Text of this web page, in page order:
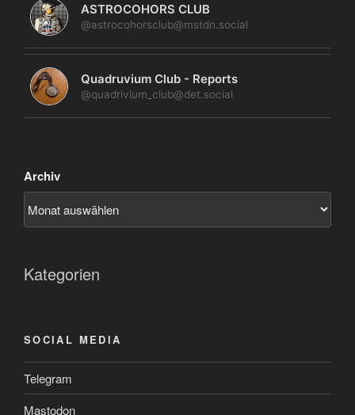
ASTROCOHORS CLUB
@astrocohorsclub@mstdn.social
Quadruvium Club - Reports
@quadrivium_club@det.social
Archiv
Kategorien
SOCIAL MEDIA
Telegram
Mastodon